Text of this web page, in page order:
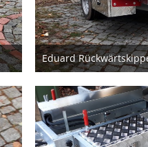
20. Dezember 2020